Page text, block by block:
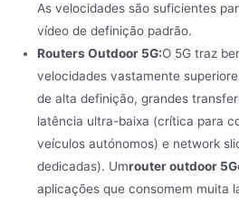
As velocidades são suficientes
vídeo de definição padrão.
Routers Outdoor 5G:O 5G traz
velocidades vastamente
de alta definição, grandes
latência ultra-baixa (crítica para
veículos autónomos) e network
dedicadas). Umrouter outdoor 5G
aplicações que consomem muita